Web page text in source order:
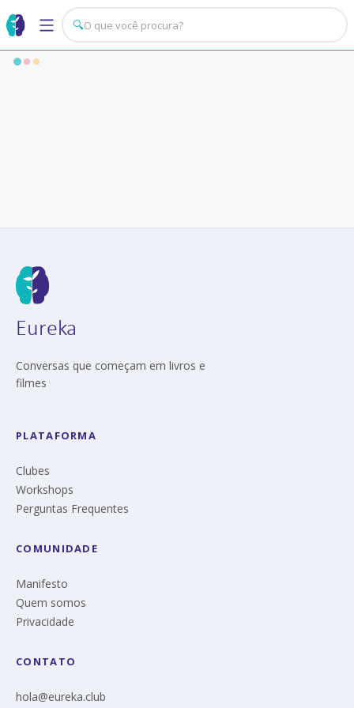
🔍
Eureka
Conversas que começam em livros e
filmes
PLATAFORMA
Clubes
Workshops
Perguntas Frequentes
COMUNIDADE
Manifesto
Quem somos
Privacidade
CONTATO
hola@eureka.club